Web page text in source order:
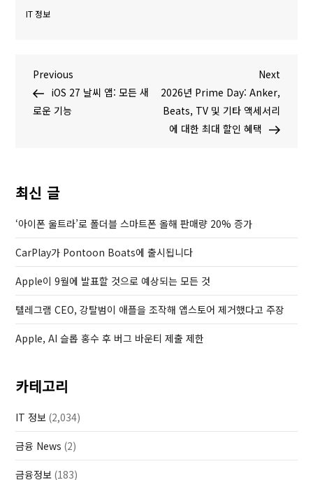
IT 정보
글
탐
P
r
e
s
P
o
s
Previous
iOS 27 날씨 앱: 모든 새
로운 기능
N
e
x
t
Next
2026년 Prime Day: Anker,
Beats, TV 및 기타 액세서리
에 대한 최대 할인 혜택
최신 글
‘아이폰 울트라’로 폴더블 스마트폰 올해 판매량 20% 증가
CarPlay가 Pontoon Boats에 출시됩니다
Apple이 9월에 발표할 것으로 예상되는 모든 것
텔레그램 CEO, 강탈범이 애플을 조작해 앱스토어 제거했다고 주장
Apple, AI 슬롭 홍수 후 버그 바운티 제출 제한
카테고리
IT 정보 (2,034)
금융 News (2)
금융정보 (183)